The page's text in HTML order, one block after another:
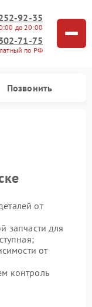
92-35
до 20:00
71-75
по РФ
Позвонить
от
запчасти для
от
контроль